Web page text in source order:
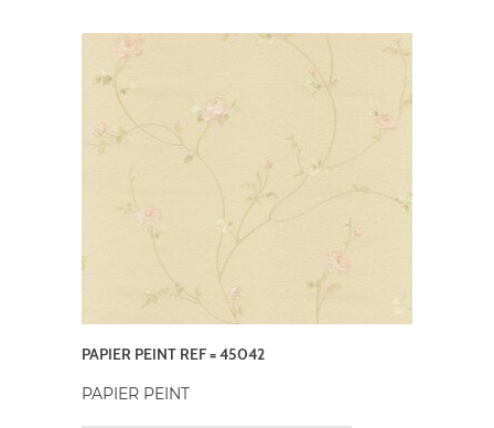
PAPIER PEINT REF = 45042
PAPIER PEINT